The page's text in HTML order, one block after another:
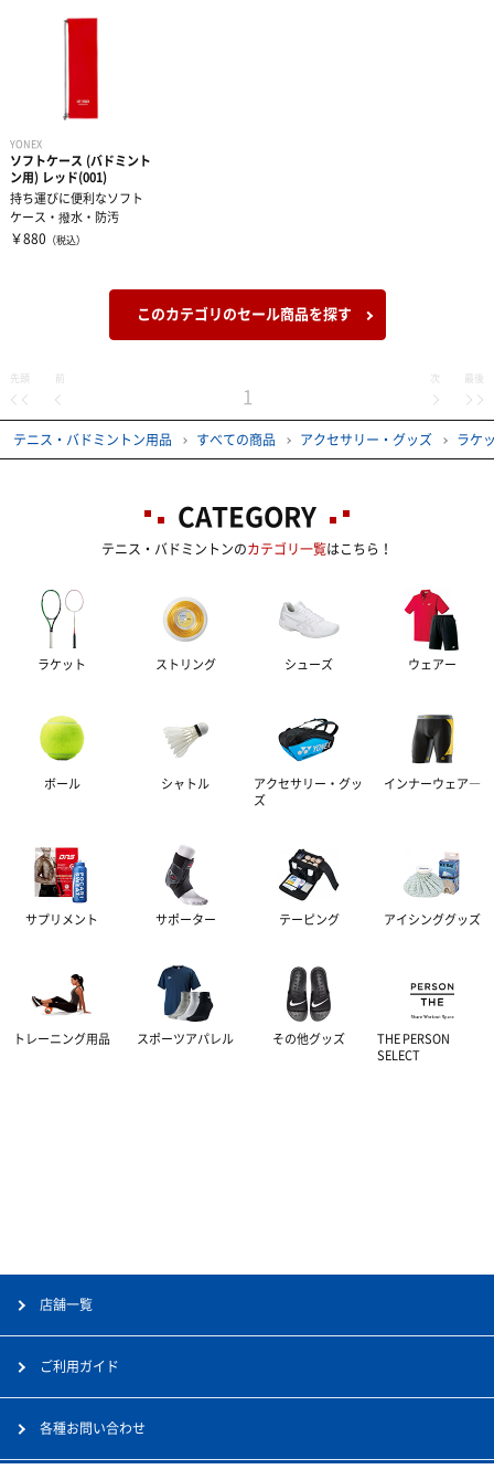
スウェット
ウィンドブレーカー・ピステ
コート
レディース＆ジュニア
タオル
リストバンド・ヘアバンド
その他
有酸素トレーニング
ケア・コンディション
YONEX
ソフトケース (バドミント
ン用) レッド(001)
持ち運びに便利なソフト
ケース・撥水・防汚
￥880 （税込）
このカテゴリのセール商品を探す
先頭 前
1
次 最後
テニス・バドミントン用品 すべての商品 アクセサリー・グッズ ラケ
CATEGORY
テニス・バドミントンのカテゴリ一覧はこちら！
ラケット ストリング シューズ ウェアー
ボール シャトル
アクセサリー・グッ
ズ
インナーウェア―
サプリメント サポーター テーピング アイシンググッズ
トレーニング用品 スポーツアパレル その他グッズ
THE PERSON
SELECT
店舗一覧
ご利用ガイド
各種お問い合わせ